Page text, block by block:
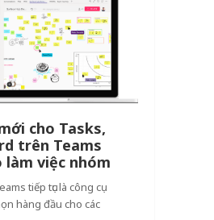
cho Tasks,
trên Teams
việc nhóm
tiếp tục là công cụ
hàng đầu cho các